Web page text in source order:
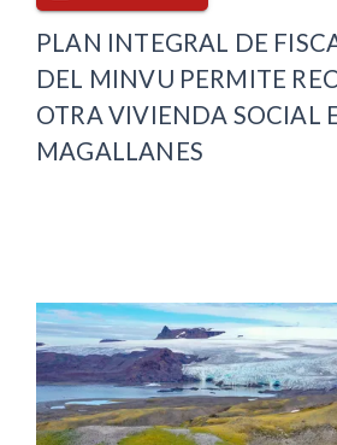
PLAN INTEGRAL DE
DEL MINVU PERMITE
OTRA VIVIENDA SOCIAL
MAGALLANES